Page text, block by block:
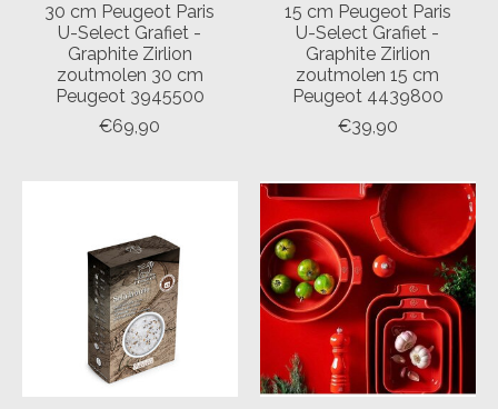
30 cm Peugeot Paris
U-Select Grafiet -
Graphite Zirlion
zoutmolen 30 cm
Peugeot 3945500
€69,90
15 cm Peugeot Paris
U-Select Grafiet -
Graphite Zirlion
zoutmolen 15 cm
Peugeot 4439800
€39,90